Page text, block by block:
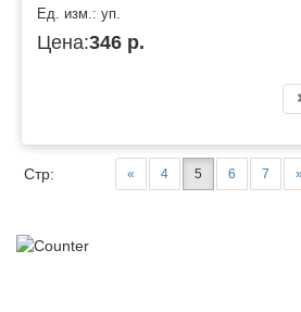
Ед. изм.: уп.
Цена:346 р.
Стр: « 4 5 6 7